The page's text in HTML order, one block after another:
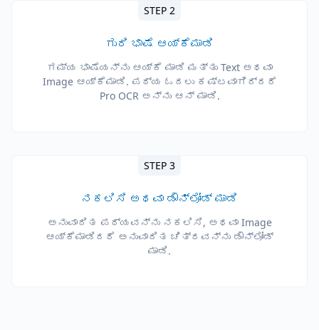
STEP 2
ಗುರಿ ಭಾಷೆ ಆಯ್ಕೆಮಾಡಿ
ಗಮ್ಯ ಭಾಷೆಯನ್ನು ಆಯ್ಕೆ ಮಾಡಿ ಮತ್ತು Text ಅಥವಾ
Image ಆಯ್ಕೆಮಾಡಿ. ಪಠ್ಯ ಓದಲು ಕಷ್ಟವಾಗಿದ್ದರೆ
Pro OCR ಅನ್ನು ಆನ್ ಮಾಡಿ.
STEP 3
ನಕಲಿಸಿ ಅಥವಾ ಡೌನ್‌ಲೋಡ್ ಮಾಡಿ
ಅನುವಾದಿತ ಪಠ್ಯವನ್ನು ನಕಲಿಸಿ, ಅಥವಾ Image
ಆಯ್ಕೆಮಾಡಿದರೆ ಅನುವಾದಿತ ಚಿತ್ರವನ್ನು ಡೌನ್‌ಲೋಡ್
ಮಾಡಿ.